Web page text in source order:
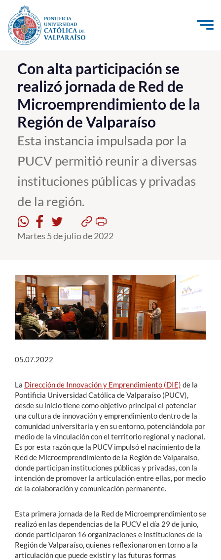
Click acá para ir directamente al contenido
La Universidad
Investigación, Creación e Innovación
PUCV Internacional
Vinculación con el Medio
Admisión
Pregrado
Postgrado
Formación Continua
Funcionarios
Alumni
Con alta participación se
realizó jornada de Red de
Microemprendimiento de la
Región de Valparaíso
Esta instancia impulsada por la
PUCV permitió reunir a diversas
instituciones públicas y privadas
de la región.
Martes 5 de julio de 2022
05.07.2022
La Dirección de Innovación y Emprendimiento (DIE) de la
Pontificia Universidad Católica de Valparaíso (PUCV),
desde su inicio tiene como objetivo principal el potenciar
una cultura de innovación y emprendimiento dentro de la
comunidad universitaria y en su entorno, potenciándola por
medio de la vinculación con el territorio regional y nacional.
Es por esta razón que la PUCV impulsó el nacimiento de la
Red de Microemprendimiento de la Región de Valparaíso,
donde participan instituciones públicas y privadas, con la
intención de promover la articulación entre ellas, por medio
de la colaboración y comunicación permanente.
Esta primera jornada de la Red de Microemprendimiento se
realizó en las dependencias de la PUCV el día 29 de junio,
donde participaron 16 organizaciones e instituciones de la
Región de Valparaíso, quienes reflexionaron en torno a la
articulación que puede existir y las futuras formas